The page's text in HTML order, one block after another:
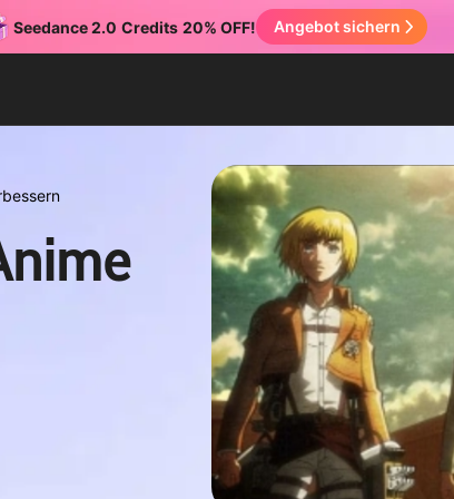
Seedance 2.0 Credits 20% OFF! Angebot sichern